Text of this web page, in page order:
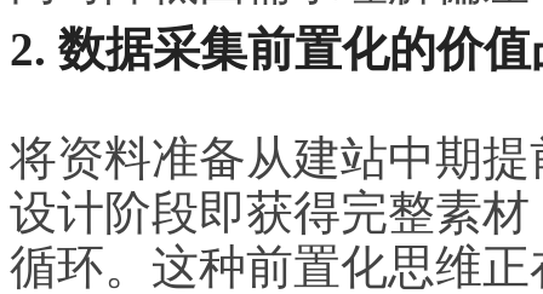
2. 数据采集前置化的价
将资料准备从建站中期
设计阶段即获得完整素
循环。这种前置化思维